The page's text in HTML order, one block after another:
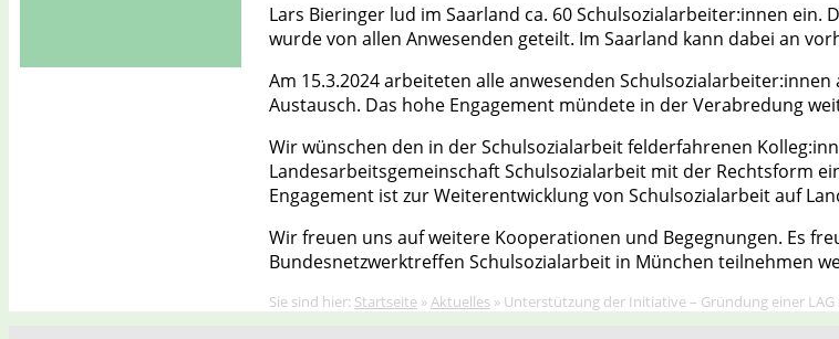
Lars Bieringer lud im Saarland ca. 60 Schulsozialarbeiter:innen
wurde von allen Anwesenden geteilt. Im Saarland kann dabei an
Am 15.3.2024 arbeiteten alle anwesenden
Austausch. Das hohe Engagement mündete in der Verabredung
Wir wünschen den in der Schulsozialarbeit felderfahrenen
Landesarbeitsgemeinschaft Schulsozialarbeit mit der Rechtsform
Engagement ist zur Weiterentwicklung von Schulsozialarbeit auf
Wir freuen uns auf weitere Kooperationen und Begegnungen. Es
Bundesnetzwerktreffen Schulsozialarbeit in München teilnehmen
Sie sind hier: Startseite »Aktuelles » Unterstützung der Initiative – Gründung einer LAG